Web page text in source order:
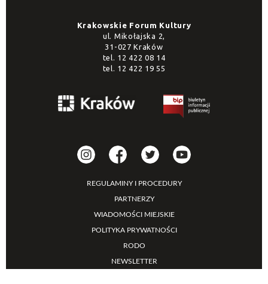
Krakowskie Forum Kultury
ul. Mikołajska 2,
31-027 Kraków
tel. 12 422 08 14
tel. 12 422 19 55
REGULAMINY I PROCEDURY
PARTNERZY
WIADOMOŚCI MIEJSKIE
POLITYKA PRYWATNOŚCI
RODO
NEWSLETTER